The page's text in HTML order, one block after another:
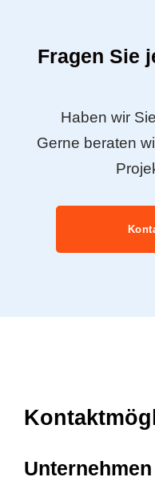
Fragen Sie
Haben wir
Gerne beraten
Unternehmen